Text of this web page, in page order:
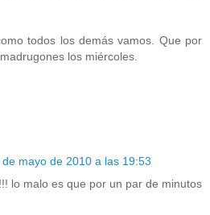
todos los demás vamos. Que por
los miércoles.
de mayo de 2010 a las 19:53
lo malo es que por un par de minutos